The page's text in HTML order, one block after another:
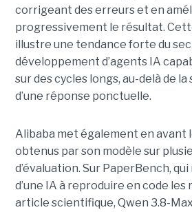
corrigeant des erreurs et en
progressivement le résultat.
illustre une tendance forte du
développement d’agents IA
sur des cycles longs, au-delà de
d’une réponse ponctuelle.
Alibaba met également en avant
obtenus par son modèle sur
d’évaluation. Sur PaperBench,
d’une IA à reproduire en code les
article scientifique, Qwen 3.8-